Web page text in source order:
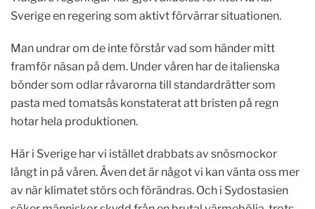
Sverige en regering som aktivt förvärrar situationen.
Man undrar om de inte förstår vad som händer mitt
framför näsan på dem. Under våren har de italienska
bönder som odlar råvarorna till standardrätter som
pasta med tomatsås konstaterat att bristen på regn
hotar hela produktionen.
Här i Sverige har vi istället drabbats av snösmockor
långt in på våren. Även det är något vi kan vänta oss mer
av när klimatet störs och förändras. Och i Sydostasien